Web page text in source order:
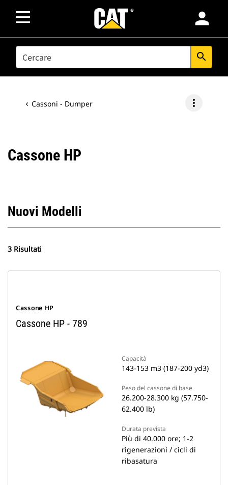
person
SEARCH search
Cassoni - Dumper more_vert
Cassone HP
Nuovi Modelli
3 Risultati
Cassone HP
Cassone HP - 789
Capacità
143-153 m3 (187-200 yd3)
Peso del cassone di base
26.200-28.300 kg (57.750-
62.400 lb)
Durata prevista
Più di 40.000 ore; 1-2
rigenerazioni / cicli di
ribasatura